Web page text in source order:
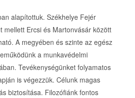
alapítottuk. Székhelye Fejér
mellett Ercsi és Martonvásár között
A megyében és szinte az egész
a munkavédelmi
Tevékenységünket folyamatos
is végezzük. Célunk magas
biztosítása. Filozófiánk fontos